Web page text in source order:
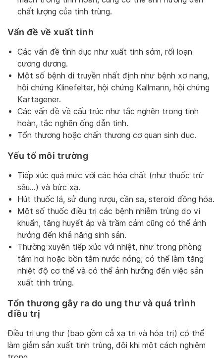
chất lượng của tinh trùng.
Vấn đề về xuất tinh
Các vấn đề tình dục như xuất tinh sớm, rối loạn
cương dương.
Một số bệnh di truyền nhất định như bệnh xơ nang,
hội chứng Klinefelter, hội chứng Kallmann, hội chứng
Kartagener.
Các vấn đề về cấu trúc như tắc nghẽn trong tinh
hoàn, tắc nghẽn ống dẫn tinh.
Tổn thương hoặc chấn thương cơ quan sinh dục.
Yếu tố môi trường
Tiếp xúc quá mức với các hóa chất (như thuốc trừ
sâu…) và bức xạ.
Hút thuốc lá, sử dụng rượu, cần sa, steroid đồng hóa.
Một số thuốc điều trị các bệnh nhiễm trùng do vi
khuẩn, tăng huyết áp và trầm cảm cũng có thể ảnh
hưởng đến khả năng sinh sản.
Thường xuyên tiếp xúc với nhiệt, như trong phòng
tắm hơi hoặc bồn tắm nước nóng, có thể làm tăng
nhiệt độ cơ thể và có thể ảnh hưởng đến việc sản
xuất tinh trùng.
Tổn thương gây ra do ung thư và quá trình
điều trị
Điều trị ung thư (bao gồm cả xạ trị và hóa trị) có thể
làm giảm sản xuất tinh trùng, đôi khi một cách nghiêm